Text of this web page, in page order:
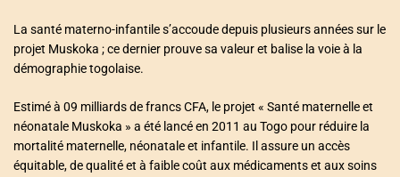
La santé materno-infantile s’accoude depuis plusieurs années sur le
projet Muskoka ; ce dernier prouve sa valeur et balise la voie à la
démographie togolaise.
Estimé à 09 milliards de francs CFA, le projet « Santé maternelle et
néonatale Muskoka » a été lancé en 2011 au Togo pour réduire la
mortalité maternelle, néonatale et infantile. Il assure un accès
équitable, de qualité et à faible coût aux médicaments et aux soins